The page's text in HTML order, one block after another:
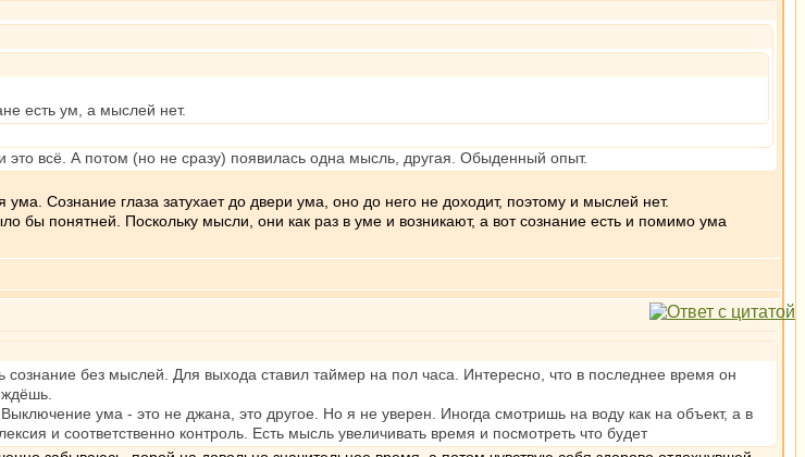
есть ум, а мыслей нет.
это всё. А потом (но не сразу) появилась одна мысль, другая. Обыденный опыт.
Сознание глаза затухает до двери ума, оно до него не доходит, поэтому и мыслей нет.
бы понятней. Поскольку мысли, они как раз в уме и возникают, а вот сознание есть и помимо ума
сознание без мыслей. Для выхода ставил таймер на пол часа. Интересно, что в последнее время он
ума - это не джана, это другое. Но я не уверен. Иногда смотришь на воду как на объект, а в
и соответственно контроль. Есть мысль увеличивать время и посмотреть что будет